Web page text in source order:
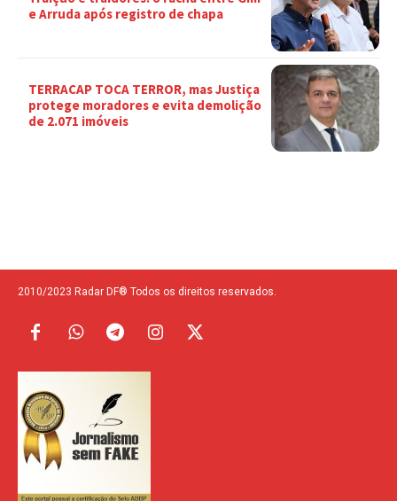
e Arruda após registro de chapa
TERRACAP TOCA TERROR, mas Justiça
protege moradores e evita demolição
de 2.071 imóveis
2010/2023 Radar DF® Todos os direitos reservados.